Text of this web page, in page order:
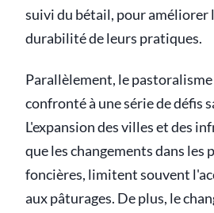
suivi du bétail, pour améliorer
durabilité de leurs pratiques.
Parallèlement, le
confronté à une série de défis
L'expansion des villes et des
que les changements dans les
foncières, limitent souvent
aux pâturages. De plus, le